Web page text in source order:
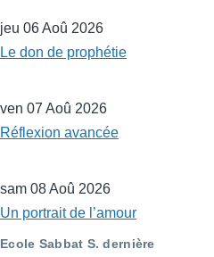
jeu 06 Aoû 2026
Le don de prophétie
ven 07 Aoû 2026
Réflexion avancée
sam 08 Aoû 2026
Un portrait de l’amour
Ecole Sabbat S. dernière